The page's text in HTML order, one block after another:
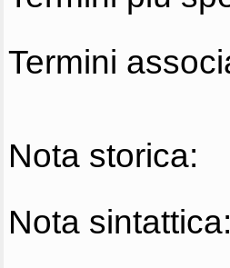
Termini
Nota storica:
Nota sintattica: